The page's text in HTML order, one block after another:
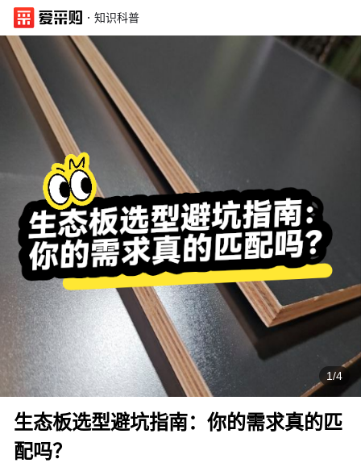
· 知识科普
1/4
生态板选型避坑指南：你的需求真的匹
配吗？